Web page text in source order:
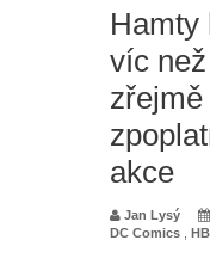
Hamty
zřejmě
akce
Hamty
víc
akce
Jan Lysý
DC Comics